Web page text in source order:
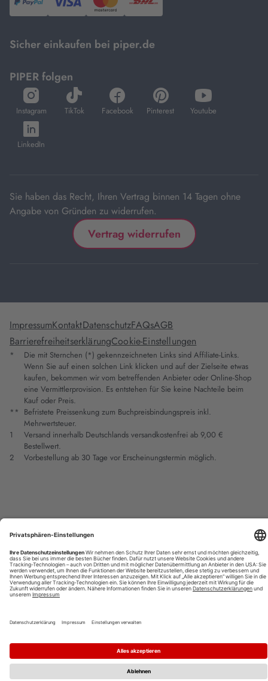
PayPal,Visa
und
DHL.
Sicher einkaufen bei piper.de
PIPER folgen
Instagram
öffnet
in
neuem
Tab
TikTok
öffnet
in
Facebook
öffnet
in
Pinterest
öffnet
in
Youtube
öffnet
in
LinkedIn
öffnet
in
Sie haben das Recht, Ihren Vertrag binnen 14 Tagen ohne
Angabe von Gründen zu widerrufen.
Vertrag widerrufen
ImpressumKontaktDatenschutzFAQsAGB
BarrierefreiheitserklärungCookie-Einstellungen
*
Die mit Sternchen (*) gekennzeichneten Links sind Affiliate-Links.
Wenn Sie auf einen solchen Link klicken und auf der Zielseite etwas
kaufen, bekommen wir vom betreffenden Anbieter oder Online-Shop
eine Vermittlerprovision. Es entstehen für Sie keine Nachteile beim
Kauf oder Preis.
** Befristete Preissenkung zum Buchpreisbindungspreis inkl.
Mehrwertsteuer.
1
Versand innerhalb Deutschlands versandkostenfrei ab 9,00 €
Bestellwert.
2
Vorbestellung ab 30 Tage vor Erscheinungstermin möglich.